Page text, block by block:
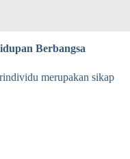
Berbangsa
merupakan sikap